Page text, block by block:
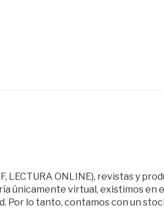
LECTURA ONLINE), revistas y
únicamente virtual, existimos en
Por lo tanto, contamos con un